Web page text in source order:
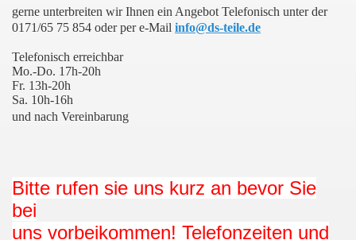
gerne unterbreiten wir Ihnen ein Angebot Telefonisch unter der
0171/65 75 854 oder per e-Mail info@ds-teile.de
Telefonisch erreichbar
Mo.-Do. 17h-20h
Fr. 13h-20h
Sa. 10h-16h
und nach Vereinbarung
Bitte rufen sie uns kurz an bevor Sie
bei
uns vorbeikommen! Telefonzeiten und